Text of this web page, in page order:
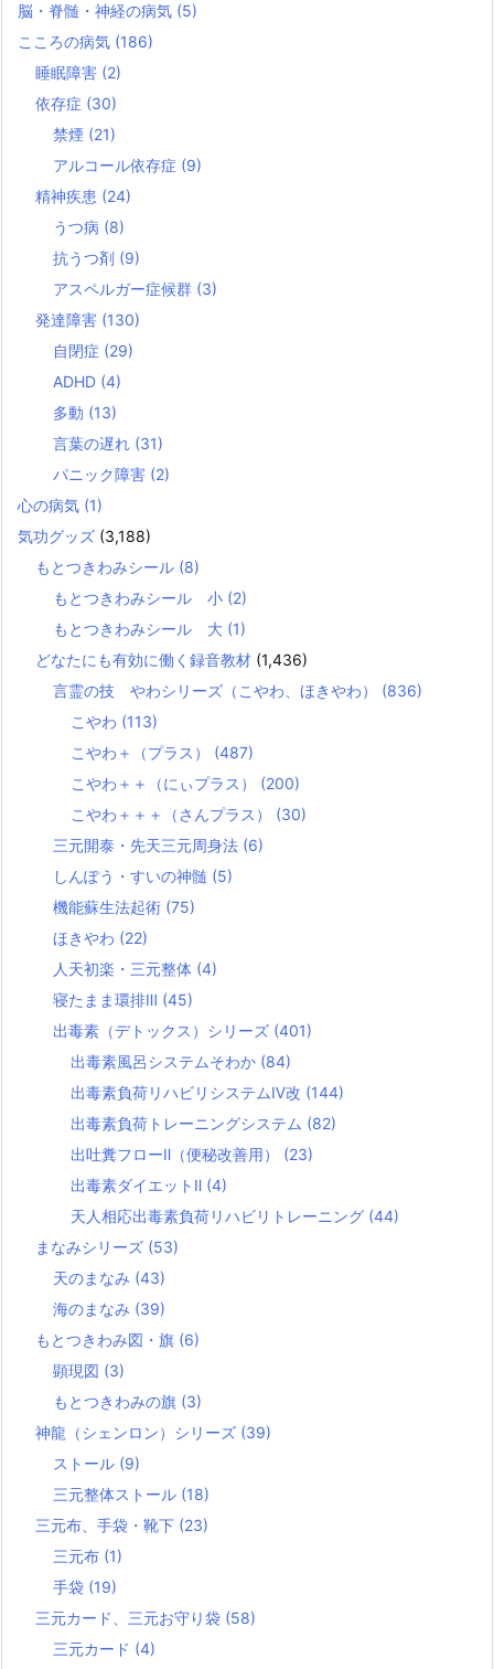
脳・脊髄・神経の病気 (5)
こころの病気 (186)
睡眠障害 (2)
依存症 (30)
禁煙 (21)
アルコール依存症 (9)
精神疾患 (24)
うつ病 (8)
抗うつ剤 (9)
アスペルガー症候群 (3)
発達障害 (130)
自閉症 (29)
ADHD (4)
多動 (13)
言葉の遅れ (31)
パニック障害 (2)
心の病気 (1)
気功グッズ (3,188)
もとつきわみシール (8)
もとつきわみシール 小 (2)
もとつきわみシール 大 (1)
どなたにも有効に働く録音教材 (1,436)
言霊の技 やわシリーズ（こやわ、ほきやわ） (836)
こやわ (113)
こやわ＋（プラス） (487)
こやわ＋＋（にぃプラス） (200)
こやわ＋＋＋（さんプラス） (30)
三元開泰・先天三元周身法 (6)
しんぽう・すいの神髄 (5)
機能蘇生法起術 (75)
ほきやわ (22)
人天初楽・三元整体 (4)
寝たまま環排Ⅲ (45)
出毒素（デトックス）シリーズ (401)
出毒素風呂システムそわか (84)
出毒素負荷リハビリシステムⅣ改 (144)
出毒素負荷トレーニングシステム (82)
出吐糞フローⅡ（便秘改善用） (23)
出毒素ダイエットⅡ (4)
天人相応出毒素負荷リハビリトレーニング (44)
まなみシリーズ (53)
天のまなみ (43)
海のまなみ (39)
もとつきわみ図・旗 (6)
顕現図 (3)
もとつきわみの旗 (3)
神龍（シェンロン）シリーズ (39)
ストール (9)
三元整体ストール (18)
三元布、手袋・靴下 (23)
三元布 (1)
手袋 (19)
三元カード、三元お守り袋 (58)
三元カード (4)